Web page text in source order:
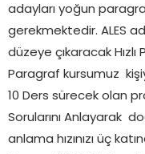
adayları yoğun
gerekmektedir. ALES
düzeye çıkaracak
Paragraf kursumuz
10 Ders sürecek olan
Sorularını Anlayarak
anlama hızınızı üç